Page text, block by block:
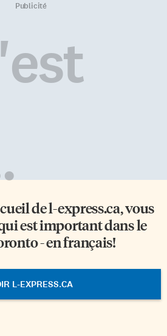
Publicité
del-express.ca, vous
est important dans le
- en français!
L-EXPRESS.CA